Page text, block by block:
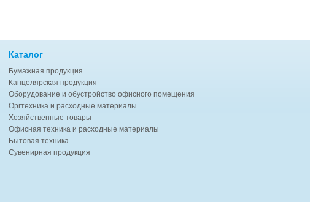
Каталог
Бумажная продукция
Канцелярская продукция
Оборудование и обустройство офисного помещения
Оргтехника и расходные материалы
Хозяйственные товары
Офисная техника и расходные материалы
Бытовая техника
Сувенирная продукция